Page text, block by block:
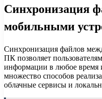
Синхронизация
мобильными
Синхронизация файлов
ПК позволяет
информации в любое время
множество способов
облачные сервисы и